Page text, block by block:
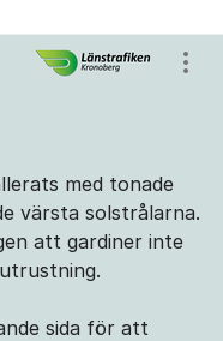
med tonade
värsta solstrålarna.
att gardiner inte
sida för att